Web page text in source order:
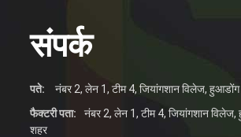
संपर्क
पते:
नंबर 2, लेन 1, टीम 4, जियांगशान विलेज,
फैक्टरी पता:
नंबर 2, लेन 1, टीम 4, जियांगशान
शहर